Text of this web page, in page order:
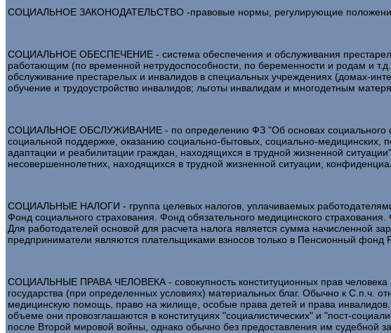
СОЦИАЛЬНОЕ ЗАКОНОДАТЕЛЬСТВО -правовые нормы, регулирующие положение
СОЦИАЛЬНОЕ ОБЕСПЕЧЕНИЕ - система обеспечения и обслуживания
работающим (по временной нетрудоспособности, по беременности и родам и
обслуживание престарелых и инвалидов в специальных учреждениях (домах-
обучение и трудоустройство инвалидов; льготы инвалидам и многодетным
СОЦИАЛЬНОЕ ОБСЛУЖИВАНИЕ - по определению ФЗ "Об основах социального
социальной поддержке, оказанию социально-бытовых, социально-медицинских,
адаптации и реабилитации граждан, находящихся в трудной жизненной
несовершеннолетних, находящихся в трудной жизненной ситуации,
СОЦИАЛЬНЫЕ НАЛОГИ - группа целевых налогов, уплачиваемых
Фонд социального страхования. Фонд обязательного медицинского
Для работодателей основой для расчета налога является сумма начисленной
предприниматели являются плательщиками взносов только в Пенсионный фонд
СОЦИАЛЬНЫЕ ПРАВА ЧЕЛОВЕКА - совокупность конституционных прав человека
государства (при определенных условиях) материальных благ. Обычно к С.п.ч.
медицинскую помощь, право на жилище, особые права детей и права
объеме они провозглашаются в конституциях "социалистических" и "пост-
после Второй мировой войны, однако обычно без предоставления им судебной